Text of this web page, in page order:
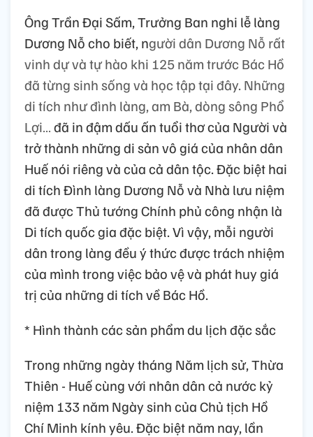
Ông Trần Đại Sấm, Trưởng Ban nghi lễ làng
Dương Nỗ cho biết, người dân Dương Nỗ rất
vinh dự và tự hào khi 125 năm trước Bác Hồ
đã từng sinh sống và học tập tại đây. Những
di tích như đình làng, am Bà, dòng sông Phổ
Lợi…đã in đậm dấu ấn tuổi thơ của Người và
trở thành những di sản vô giá của nhân dân
Huế nói riêng và của cả dân tộc. Đặc biệt hai
di tích Đình làng Dương Nỗ và Nhà lưu niệm
đã được Thủ tướng Chính phủ công nhận là
Di tích quốc gia đặc biệt. Vì vậy, mỗi người
dân trong làng đều ý thức được trách nhiệm
của mình trong việc bảo vệ và phát huy giá
trị của những di tích về Bác Hồ.
* Hình thành các sản phẩm du lịch đặc sắc
Trong những ngày tháng Năm lịch sử, Thừa
Thiên - Huế cùng với nhân dân cả nước kỷ
niệm 133 năm Ngày sinh của Chủ tịch Hồ
Chí Minh kính yêu. Đặc biệt năm nay, lần